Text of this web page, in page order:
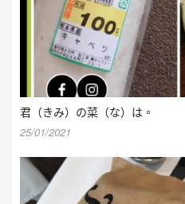
君（きみ）の菜（な）は。
25/01/2021